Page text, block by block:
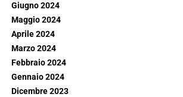
Giugno 2024
Maggio 2024
Aprile 2024
Marzo 2024
Febbraio 2024
Gennaio 2024
Dicembre 2023